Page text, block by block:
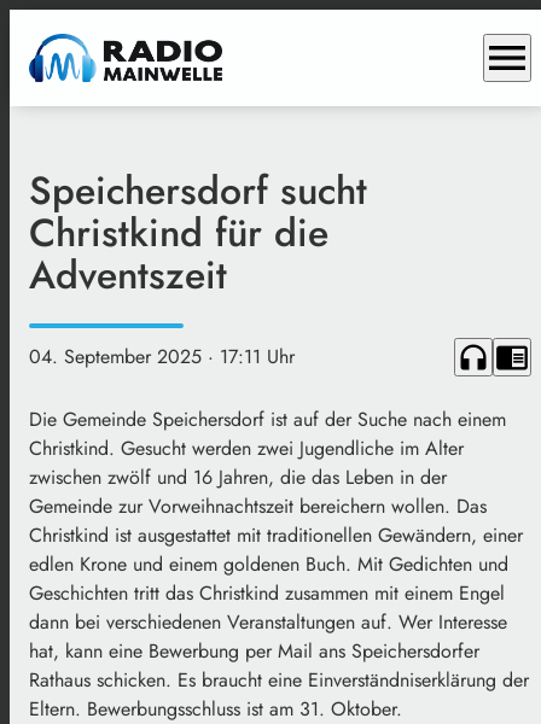
menu
Speichersdorf sucht
Christkind für die
Adventszeit
04. September 2025 · 17:11 Uhr headphones chrome_reader_mode
Die Gemeinde Speichersdorf ist auf der Suche nach einem
Christkind. Gesucht werden zwei Jugendliche im Alter
zwischen zwölf und 16 Jahren, die das Leben in der
Gemeinde zur Vorweihnachtszeit bereichern wollen. Das
Christkind ist ausgestattet mit traditionellen Gewändern, einer
edlen Krone und einem goldenen Buch. Mit Gedichten und
Geschichten tritt das Christkind zusammen mit einem Engel
dann bei verschiedenen Veranstaltungen auf. Wer Interesse
hat, kann eine Bewerbung per Mail ans Speichersdorfer
Rathaus schicken. Es braucht eine Einverständniserklärung der
Eltern. Bewerbungsschluss ist am 31. Oktober.